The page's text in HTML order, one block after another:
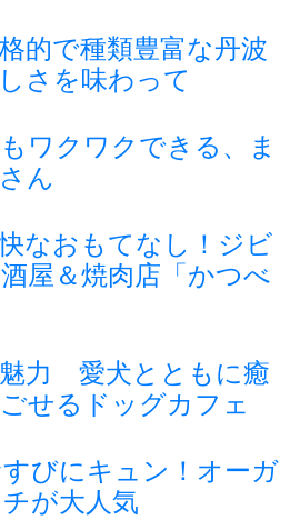
的で種類豊富な丹波
さを味わって
ワクワクできる、ま
ん
なおもてなし！ジビ
屋＆焼肉店「かつべ
力 愛犬とともに癒
せるドッグカフェ
びにキュン！オーガ
が大人気